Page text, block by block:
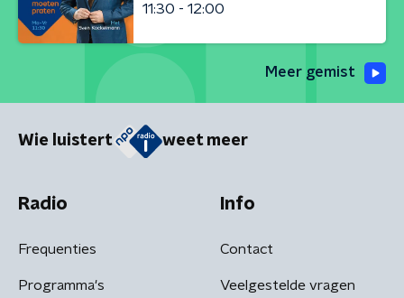
11:30 - 12:00
Meer gemist
Wie luistert weet meer
Radio
Frequenties
Programma's
Info
Contact
Veelgestelde vragen